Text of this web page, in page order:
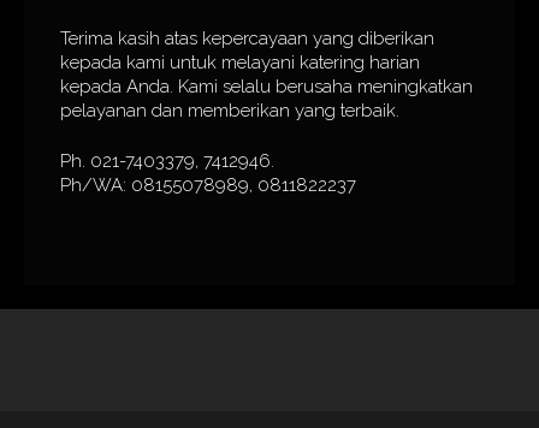
Terima kasih atas kepercayaan yang diberikan
kepada kami untuk melayani katering harian
kepada Anda. Kami selalu berusaha meningkatkan
pelayanan dan memberikan yang terbaik.
Ph. 021-7403379, 7412946.
Ph/WA: 08155078989, 0811822237